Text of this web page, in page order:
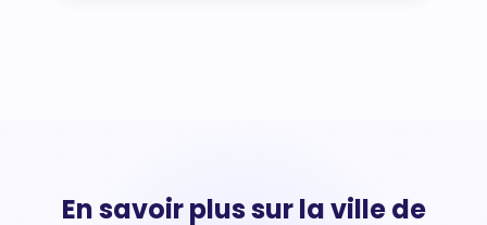
En savoir plus sur la ville de